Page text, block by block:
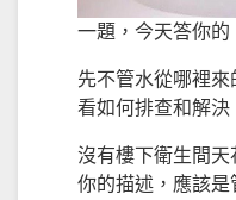
一題，今天答你的
先不管水從哪裡
看如何排查和解決
沒有樓下衛生間
你的描述，應該